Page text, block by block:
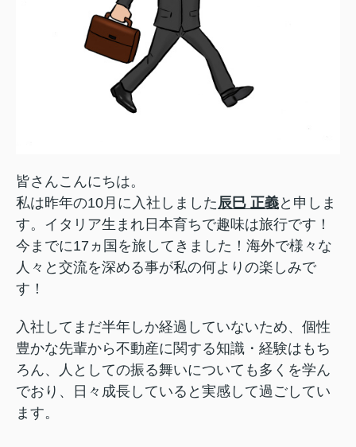
皆さんこんにちは。
私は昨年の10月に入社しました辰巳 正義と申しま
す。 イタリア生まれ日本育ちで趣味は旅行です！
今までに17ヵ国を旅してきました！ 海外で様々な
人々と交流を深める事が私の何よりの楽しみで
す！
入社してまだ半年しか経過していないため、 個性
豊かな先輩から不動産に関する知識・経験はもち
ろん、人としての振る舞いについても多くを学ん
でおり、日々成長していると実感して過ごしてい
ます。